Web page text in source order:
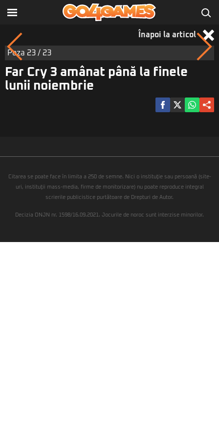
Înapoi la articol
Poza 23 / 23
Far Cry 3 amânat până la finele
lunii noiembrie
Citarea se poate face în limita a 250 de semne. Nici o instituţie sau persoană (site-
uri, instituţii mass-media, firme de monitorizare) nu poate reproduce integral
scrierile publicistice purtătoare de Drepturi de Autor.
Decizia ONJN nr. 1598/16.09.2021. Jocurile de noroc sunt interzise minorilor.